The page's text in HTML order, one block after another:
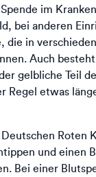
im
bei anderen
die in
Auch
gelbliche Teil
Regel etwas
Roten
und einen
Bei einer